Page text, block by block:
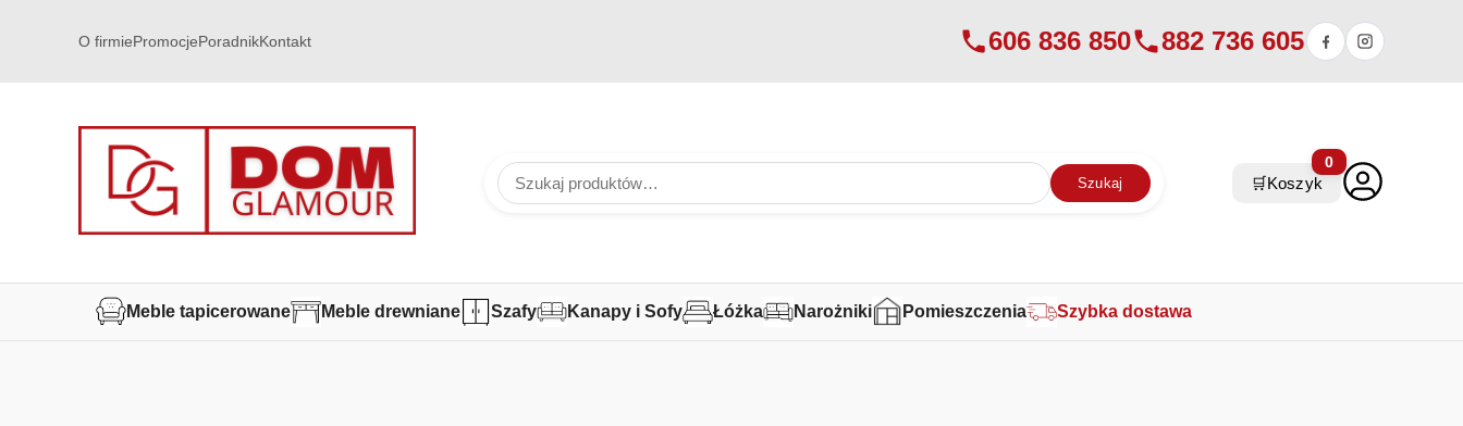
O firmiePromocjePoradnikKontakt 606 836 850 882 736 605
Szukaj 🛒Koszyk
0
Meble tapicerowane Meble drewniane Szafy Kanapy i Sofy Łóżka Narożniki Pomieszczenia Szybka dostawa